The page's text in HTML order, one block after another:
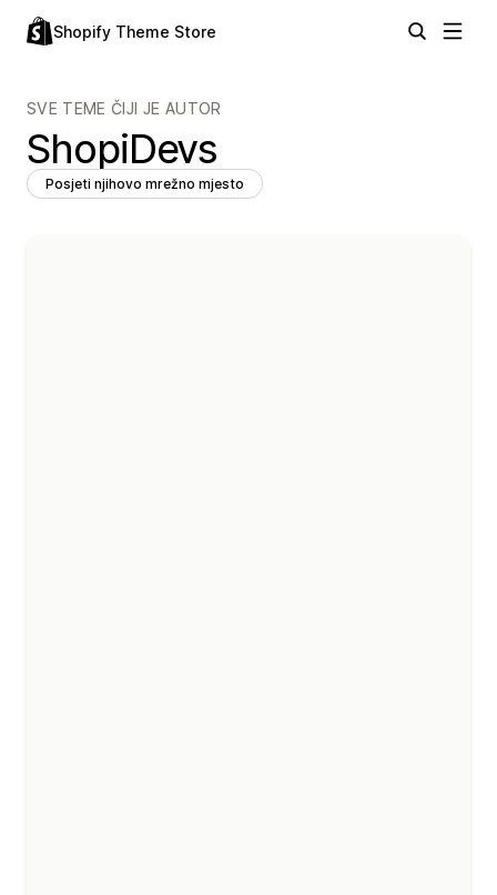
Shopify Theme Store
SVE TEME ČIJI JE AUTOR
ShopiDevs
Posjeti njihovo mrežno mjesto